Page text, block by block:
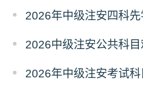
2026年中级注安四科
2026中级注安公共科
2026年中级注安考试